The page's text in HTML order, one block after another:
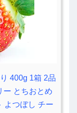
400g 1箱 2品
ー とちおとめ
よつぼし チー